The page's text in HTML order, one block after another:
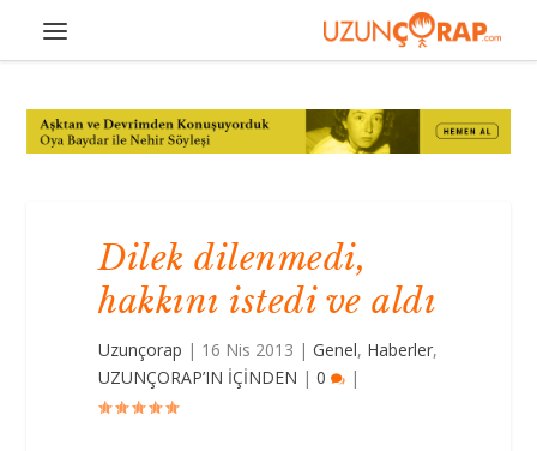
Dilek dilenmedi,
hakkını istedi ve aldı
Uzunçorap | 16 Nis 2013 |Genel, Haberler,
UZUNÇORAP’IN İÇİNDEN |0 |